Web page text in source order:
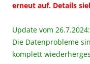
erneut auf. Details
Update vom 26.7.2024:
Die Datenprobleme
komplett